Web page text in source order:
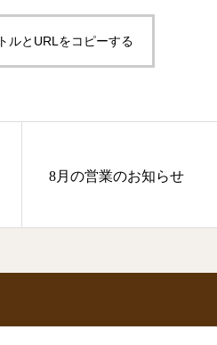
ルとURLをコピーする
8月の営業のお知らせ